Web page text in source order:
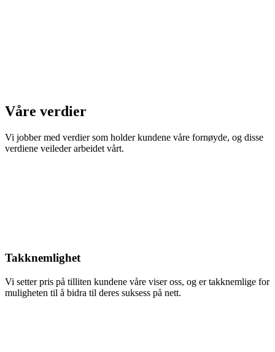
Våre verdier
Vi jobber med verdier som holder kundene våre fornøyde, og disse
verdiene veileder arbeidet vårt.
Takknemlighet
Vi setter pris på tilliten kundene våre viser oss, og er takknemlige for
muligheten til å bidra til deres suksess på nett.